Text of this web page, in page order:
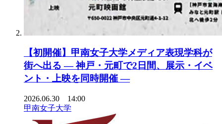
【初開催】甲南女子大学メディア表現学科が
街へ出る ― 神戸・元町で2日間、展示・イベ
ント・上映を同時開催 ―
2026.06.30 14:00
甲南女子大学